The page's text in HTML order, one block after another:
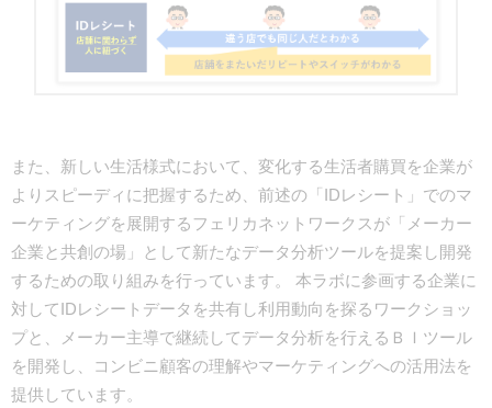
また、新しい生活様式において、変化する生活者購買を企業が
よりスピーディに把握するため、前述の「IDレシート」でのマ
ーケティングを展開するフェリカネットワークスが「メーカー
企業と共創の場」として新たなデータ分析ツールを提案し開発
するための取り組みを行っています。 本ラボに参画する企業に
対してIDレシートデータを共有し利用動向を探るワークショッ
プと、メーカー主導で継続してデータ分析を行えるＢＩツール
を開発し、コンビニ顧客の理解やマーケティングへの活用法を
提供しています。